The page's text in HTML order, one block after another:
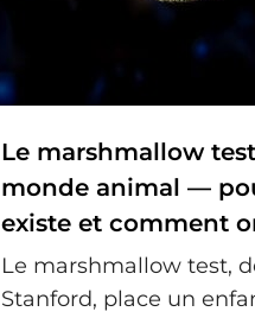
Le marshmallow
monde animal —
existe et comment
Le marshmallow test,
Stanford, place un